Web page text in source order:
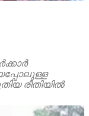
രീതിയിൽ